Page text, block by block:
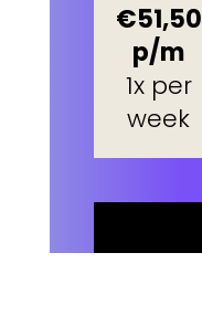
€51,50
p/m
1x per
week